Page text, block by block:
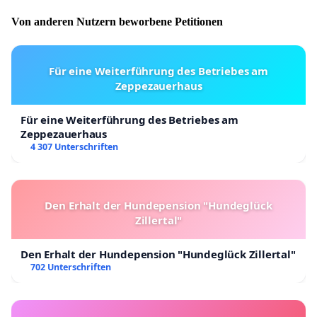
Von anderen Nutzern beworbene Petitionen
Für eine Weiterführung des Betriebes am
Zeppezauerhaus
Für eine Weiterführung des Betriebes am
Zeppezauerhaus
4 307 Unterschriften
Den Erhalt der Hundepension "Hundeglück
Zillertal"
Den Erhalt der Hundepension "Hundeglück Zillertal"
702 Unterschriften